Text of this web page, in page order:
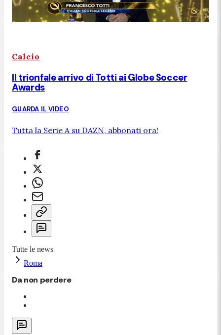
Calcio
Il trionfale arrivo di Totti ai Globe Soccer
Awards
GUARDA IL VIDEO
Tutta la Serie A su DAZN, abbonati ora!
Tutte le news
Roma
Da non perdere